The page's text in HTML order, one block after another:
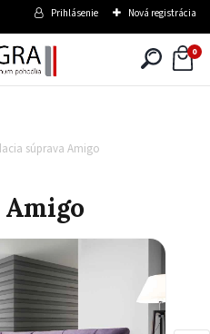
Prihlásenie Nová registrácia
0
súprava Amigo
Amigo